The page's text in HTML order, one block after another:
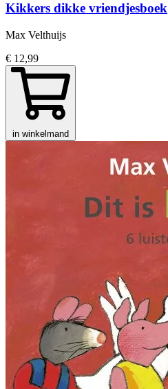
Kikkers dikke vriendjesboek
Max Velthuijs
€ 12,99
in winkelmand